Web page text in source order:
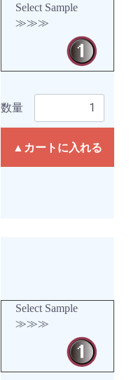
Select Sample
≫≫≫
数量
▲カートに入れる
Select Sample
≫≫≫